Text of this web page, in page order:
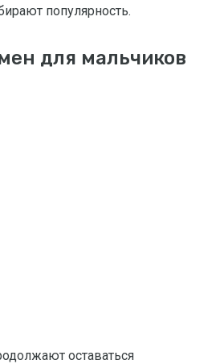
популярность.
для мальчиков
оставаться